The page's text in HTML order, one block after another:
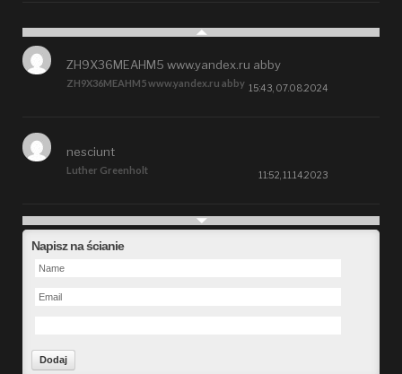
ZH9X36MEAHM5 www.yandex.ru abby
ZH9X36MEAHM5 www.yandex.ru abby
15:43, 07.08.2024
Luther Greenholt
nesciunt
11:52, 11.14.2023
Future
Napisz na ścianie